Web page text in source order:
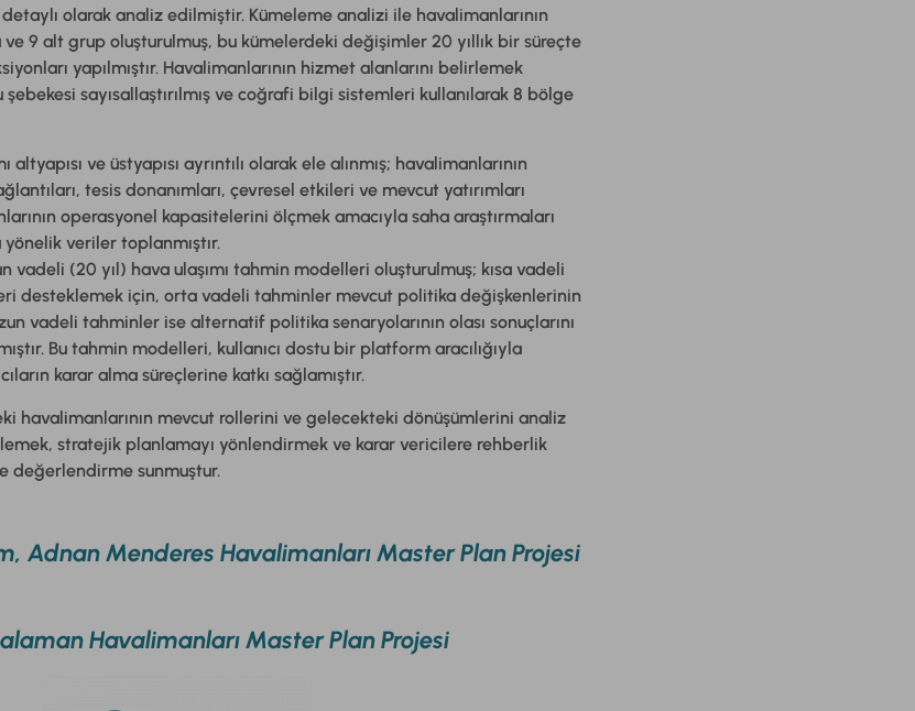
olarak analiz edilmiştir. Kümeleme analizi ile havalimanlarının
ve 9 alt grup oluşturulmuş, bu kümelerdeki değişimler 20 yıllık bir süreçte
yapılmıştır. Havalimanlarının hizmet alanlarını belirlemek
şebekesi sayısallaştırılmış ve coğrafi bilgi sistemleri kullanılarak 8 bölge
altyapısı ve üstyapısı ayrıntılı olarak ele alınmış; havalimanlarının
tesis donanımları, çevresel etkileri ve mevcut yatırımları
operasyonel kapasitelerini ölçmek amacıyla saha araştırmaları
yönelik veriler toplanmıştır.
vadeli (20 yıl) hava ulaşımı tahmin modelleri oluşturulmuş; kısa vadeli
desteklemek için, orta vadeli tahminler mevcut politika değişkenlerinin
vadeli tahminler ise alternatif politika senaryolarının olası sonuçlarını
Bu tahmin modelleri, kullanıcı dostu bir platform aracılığıyla
karar alma süreçlerine katkı sağlamıştır.
havalimanlarının mevcut rollerini ve gelecekteki dönüşümlerini analiz
stratejik planlamayı yönlendirmek ve karar vericilere rehberlik
değerlendirme sunmuştur.
Adnan Menderes Havalimanları Master Plan Projesi
Havalimanları Master Plan Projesi